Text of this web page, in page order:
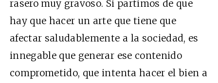
rasero muy gravoso. Si partimos de que
hay que hacer un arte que tiene que
afectar saludablemente a la sociedad, es
innegable que generar ese contenido
comprometido, que intenta hacer el bien a